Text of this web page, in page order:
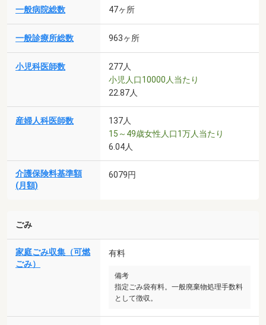
一般病院総数 47ヶ所
一般診療所総数 963ヶ所
小児科医師数
277人
小児人口10000人当たり
22.87人
産婦人科医師数
137人
15～49歳女性人口1万人当たり
6.04人
介護保険料基準額
(月額)
6079円
ごみ
家庭ごみ収集（可燃
ごみ）
有料
備考
指定ごみ袋有料。一般廃棄物処理手数料
として徴収。